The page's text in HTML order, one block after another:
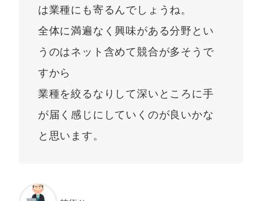
は業種にも寄るんでしょうね。
全体に満遍なく興味がある分野とい
うのはネット含めて競合が多そうで
すから
業種を絞るなりして深いところに手
が届く感じにしていくのが良いかな
と思います。